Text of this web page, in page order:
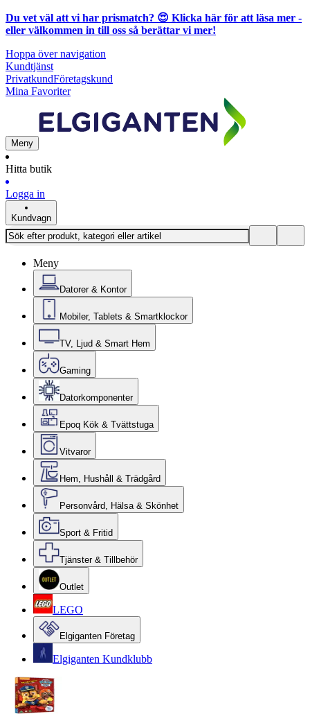
Du vet väl att vi har prismatch? 😍 Klicka här för att läsa mer -
eller välkommen in till oss så berättar vi mer!
Hoppa över navigation
Kundtjänst
PrivatkundFöretagskund
Mina Favoriter
Meny
Hitta butik
Logga in
Kundvagn
Meny
Datorer & Kontor
Mobiler, Tablets & Smartklockor
TV, Ljud & Smart Hem
Gaming
Datorkomponenter
Epoq Kök & Tvättstuga
Vitvaror
Hem, Hushåll & Trädgård
Personvård, Hälsa & Skönhet
Sport & Fritid
Tjänster & Tillbehör
Outlet
LEGO
Elgiganten Företag
Elgiganten Kundklubb